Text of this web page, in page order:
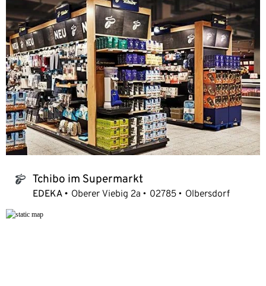
tchibo_logo Tchibo im Supermarkt
EDEKA Oberer Viebig 2a 02785 Olbersdorf